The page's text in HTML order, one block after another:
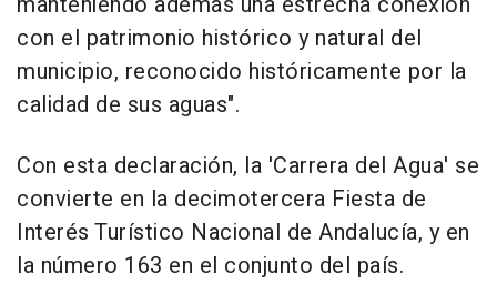
con el patrimonio histórico y natural del
municipio, reconocido históricamente por la
calidad de sus aguas".
Con esta declaración, la 'Carrera del Agua' se
convierte en la decimotercera Fiesta de
Interés Turístico Nacional de Andalucía, y en
la número 163 en el conjunto del país.